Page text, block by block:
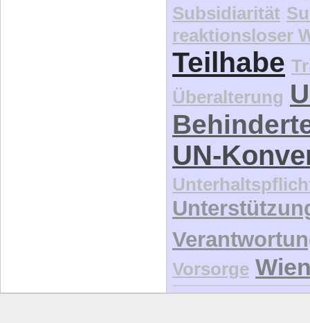
Subsidiarität
reaktionsloser
Teilhabe
Überalterung
UN-
Vorsorge